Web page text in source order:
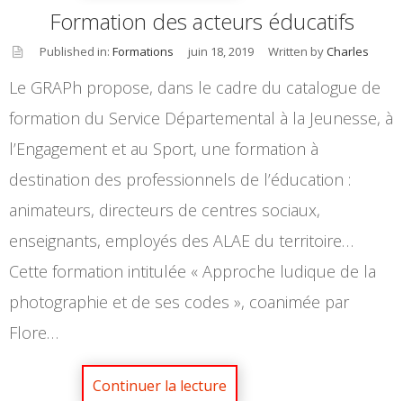
Formation des acteurs éducatifs
e
Published in: Formations juin 18, 2019 Written byCharles
Le GRAPh propose, dans le cadre du catalogue de
formation du Service Départemental à la Jeunesse, à
l’Engagement et au Sport, une formation à
destination des professionnels de l’éducation :
animateurs, directeurs de centres sociaux,
enseignants, employés des ALAE du territoire…
Cette formation intitulée « Approche ludique de la
photographie et de ses codes », coanimée par
Flore…